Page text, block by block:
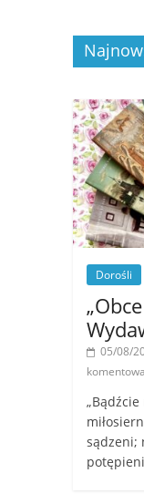
Dorośli
05/08/
sądzeni;